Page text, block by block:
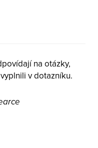
na otázky,
v dotazníku.